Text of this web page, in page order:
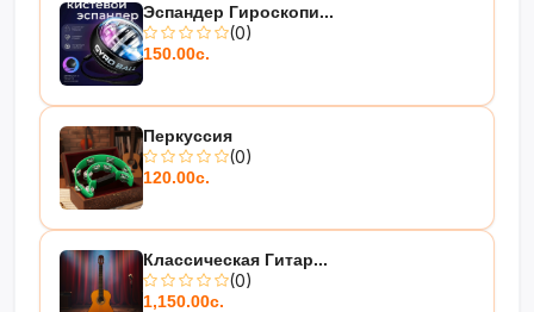
Эспандер Гироскопи...
(0)
150.00с.
Перкуссия
(0)
120.00с.
Классическая Гитар...
(0)
1,150.00с.